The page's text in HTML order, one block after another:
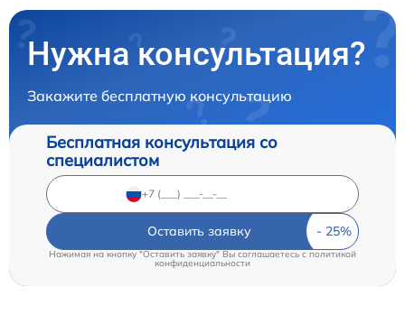
Нужна консультация?
Закажите бесплатную консультацию
Бесплатная консультация со
специалистом
Оставить заявку
Нажимая на кнопку "Оставить заявку" Вы соглашаетесь cполитикой
конфиденциальности